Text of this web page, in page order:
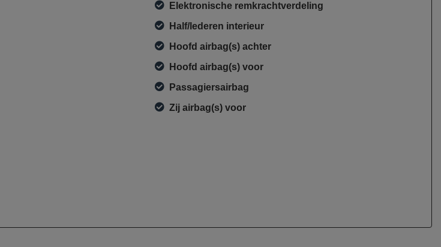
Elektronische remkrachtverdeling
Half/lederen interieur
Hoofd airbag(s) achter
Hoofd airbag(s) voor
Passagiersairbag
Zij airbag(s) voor